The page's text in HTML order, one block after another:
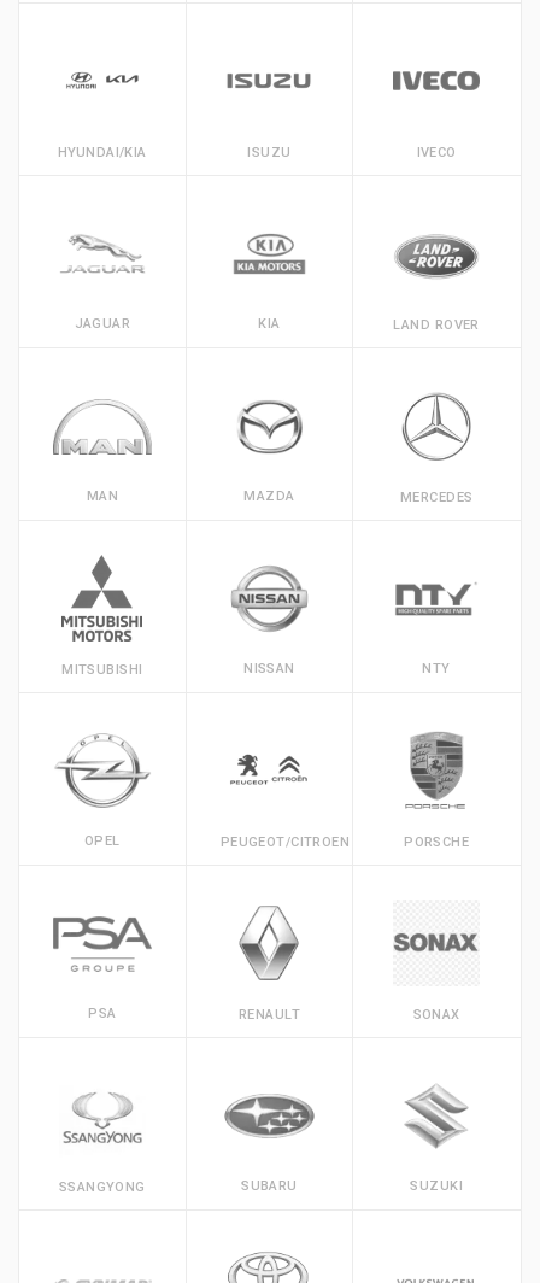
HYUNDAI/KIA ISUZU IVECO
JAGUAR KIA LAND ROVER
MAN MAZDA MERCEDES
MITSUBISHI NISSAN NTY
OPEL PEUGEOT/CITROEN PORSCHE
PSA RENAULT SONAX
SSANGYONG SUBARU SUZUKI